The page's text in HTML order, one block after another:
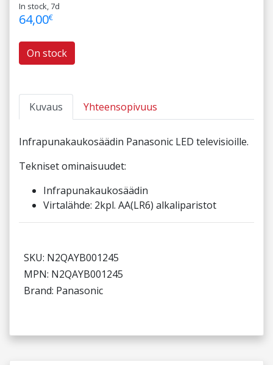
In stock, 7d
64,00€
On stock
Kuvaus Yhteensopivuus
Infrapunakaukosäädin Panasonic LED televisioille.
Tekniset ominaisuudet:
Infrapunakaukosäädin
Virtalähde: 2kpl. AA(LR6) alkaliparistot
SKU: N2QAYB001245
MPN: N2QAYB001245
Brand: Panasonic